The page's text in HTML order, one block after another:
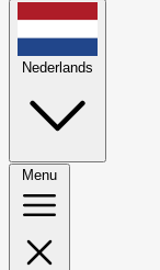
Nederlands
Menu